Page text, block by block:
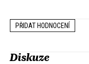
PŘIDAT HODNOCENÍ
Diskuze